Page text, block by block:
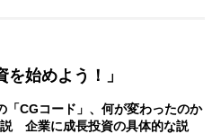
始めよう！」
「CGコード」、何が変わったのか
企業に成長投資の具体的な説